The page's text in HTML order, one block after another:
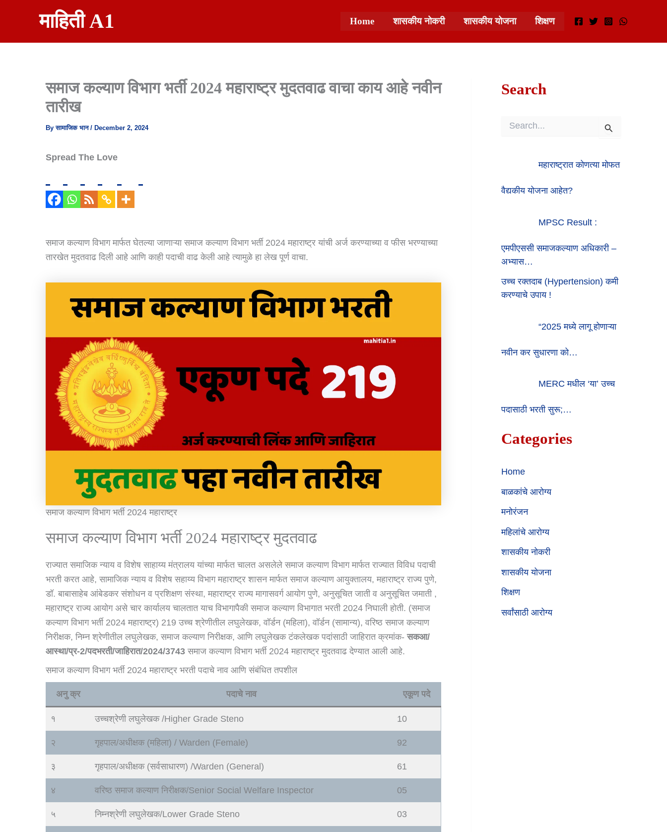
माहिती A1 Home शासकीय नोकरी शासकीय योजना शिक्षण
समाज कल्याण विभाग भर्ती 2024 महाराष्ट्र मुदतवाढ वाचा काय आहे नवीन
तारीख
Byसामाजिक भान / December 2, 2024
Spread The Love
समाज कल्याण विभाग मार्फत घेतल्या जाणाऱ्या समाज कल्याण विभाग भर्ती 2024 महाराष्ट्र यांची अर्ज करण्याच्या व फीस भरण्याच्या
तारखेत मुदतवाढ दिली आहे आणि काही पदाची वाढ केली आहे त्यामुळे हा लेख पूर्ण वाचा.
समाज कल्याण विभाग भर्ती 2024 महाराष्ट्र
समाज कल्याण विभाग भर्ती 2024 महाराष्ट्र मुदतवाढ
राज्यात समाजिक न्याय व विशेष साहाय्य मंत्रालय यांच्या मार्फत चालत असलेले समाज कल्याण विभाग मार्फत राज्यात विविध पदाची
भरती करत आहे, सामाजिक न्याय व विशेष सहाय्य विभाग महाराष्ट्र शासन मार्फत समाज कल्याण आयुक्तालय, महाराष्ट्र राज्य पुणे,
डॉ. बाबासाहेब आंबेडकर संशोधन व प्रशिक्षण संस्था, महाराष्ट्र राज्य मागासवर्ग आयोग पुणे, अनुसूचित जाती व अनुसूचित जमाती ,
महाराष्ट्र राज्य आयोग असे चार कार्यालय चालतात याच विभागापैकी समाज कल्याण विभागात भरती 2024 निघाली होती. (समाज
कल्याण विभाग भर्ती 2024 महाराष्ट्र) 219 उच्च श्रेणीतील लघुलेखक, वॉर्डन (महिला), वॉर्डन (सामान्य), वरिष्ठ समाज कल्याण
निरीक्षक, निम्न श्रेणीतील लघुलेखक, समाज कल्याण निरीक्षक, आणि लघुलेखक टंकलेखक पदांसाठी जाहिरात क्रमांक-सकआ/
आस्था/प्र-2/पदभरती/जाहिरात/2024/3743समाज कल्याण विभाग भर्ती 2024 महाराष्ट्र मुदतवाढ देण्यात आली आहे.
समाज कल्याण विभाग भर्ती 2024 महाराष्ट्र भरती पदाचे नाव आणि संबंधित तपशील
अनु क्र पदाचे नाव एकूण पदे
१ उच्चश्रेणी लघुलेखक /Higher Grade Steno 10
२ गृहपाल/अधीक्षक (महिला) / Warden (Female) 92
३ गृहपाल/अधीक्षक (सर्वसाधारण) /Warden (General) 61
४ वरिष्ठ समाज कल्याण निरीक्षक/Senior Social Welfare Inspector 05
५ निम्नश्रेणी लघुलेखक/Lower Grade Steno 03
Search
F
O
महाराष्ट्रात कोणत्या मोफत
वैद्यकीय योजना आहेत?
MPSC Result :
एमपीएससी समाजकल्याण अधिकारी –
अभ्यास…
उच्च रक्तदाब (Hypertension) कमी
करण्याचे उपाय !
“2025 मध्ये लागू होणाऱ्या
नवीन कर सुधारणा को…
MERC मधील ‘या’ उच्च
पदासाठी भरती सुरू;…
Categories
Home
बाळकांचे आरोग्य
मनोरंजन
महिलांचे आरोग्य
शासकीय नोकरी
शासकीय योजना
शिक्षण
सर्वांसाठी आरोग्य